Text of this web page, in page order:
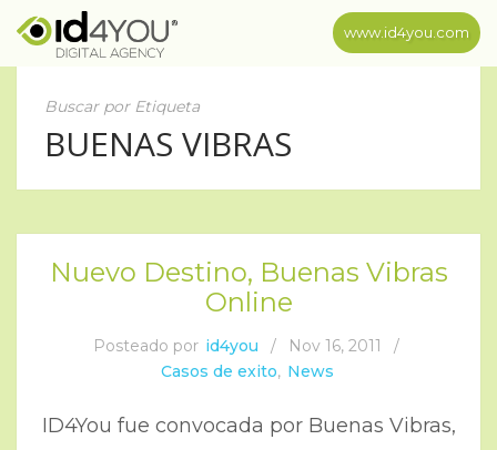
www.id4you.com
Buscar por Etiqueta
BUENAS VIBRAS
Nuevo Destino, Buenas Vibras
Online
Posteado por id4you / Nov 16, 2011
/
Casos de exito, News
ID4You fue convocada por Buenas Vibras,